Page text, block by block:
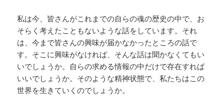
私は今、皆さんがこれまでの自らの魂の歴史の中で、お
そらく考えたこともないような話をしています。それ
は、今まで皆さんの興味が届かなかったところの話で
す。そこに興味がなければ、そんな話は聞かなくてもい
いでしょうか。自らの求める情報の中だけで存在すれば
いいでしょうか。そのような精神状態で、私たちはこの
世界を生きていくのでしょうか。